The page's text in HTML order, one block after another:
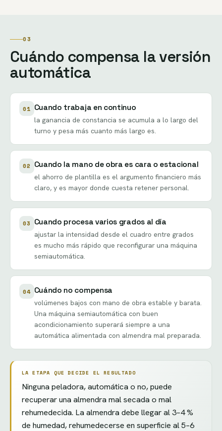
03
Cuándo compensa la versión
automática
01 Cuando trabaja en continuo
la ganancia de constancia se acumula a lo largo del
turno y pesa más cuanto más largo es.
02 Cuando la mano de obra es cara o estacional
el ahorro de plantilla es el argumento financiero más
claro, y es mayor donde cuesta retener personal.
03 Cuando procesa varios grados al día
ajustar la intensidad desde el cuadro entre grados
es mucho más rápido que reconfigurar una máquina
semiautomática.
04 Cuándo no compensa
volúmenes bajos con mano de obra estable y barata.
Una máquina semiautomática con buen
acondicionamiento superará siempre a una
automática alimentada con almendra mal preparada.
LA ETAPA QUE DECIDE EL RESULTADO
Ninguna peladora, automática o no, puede
recuperar una almendra mal secada o mal
rehumedecida. La almendra debe llegar al 3–4 %
de humedad, rehumedecerse en superficie al 5–6